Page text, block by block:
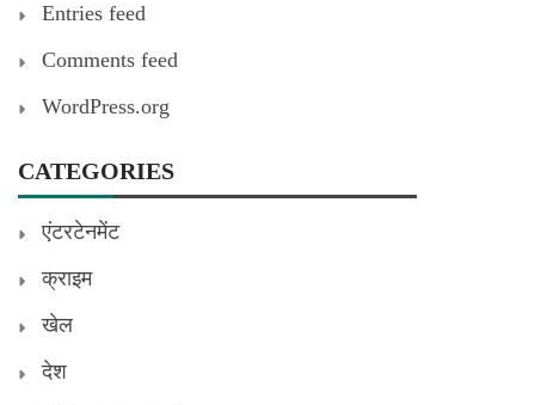
Entries feed
Comments feed
WordPress.org
CATEGORIES
एंटरटेनमेंट
क्राइम
खेल
देश